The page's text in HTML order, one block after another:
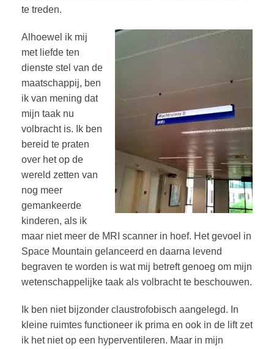
te treden.
Alhoewel ik mij
met liefde ten
dienste stel van de
maatschappij, ben
ik van mening dat
mijn taak nu
volbracht is. Ik ben
bereid te praten
over het op de
wereld zetten van
nog meer
gemankeerde
kinderen, als ik
maar niet meer de MRI scanner in hoef. Het gevoel in
Space Mountain gelanceerd en daarna levend
begraven te worden is wat mij betreft genoeg om mijn
wetenschappelijke taak als volbracht te beschouwen.
Ik ben niet bijzonder claustrofobisch aangelegd. In
kleine ruimtes functioneer ik prima en ook in de lift zet
ik het niet op een hyperventileren. Maar in mijn